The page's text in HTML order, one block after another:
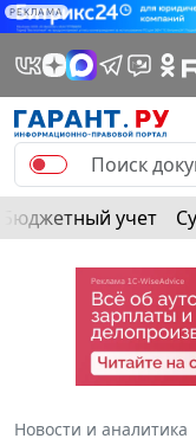
РЕКЛАМА
Бюджетный учет
Новости и аналитика